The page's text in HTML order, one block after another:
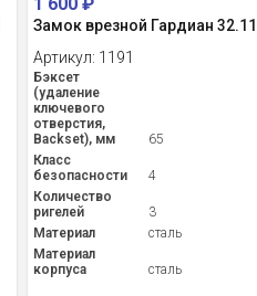
Замок врезной Гардиан 32.11
Артикул: 1191
Бэксет
(удаление
ключевого
отверстия,
Backset), мм
65
Класс
безопасности
4
Количество
ригелей
3
Материал
сталь
Материал
корпуса
сталь